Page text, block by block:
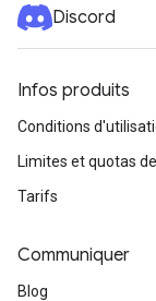
Discord
Infos produits
Conditions
Limites et quotas
Tarifs
Communiquer
Blog